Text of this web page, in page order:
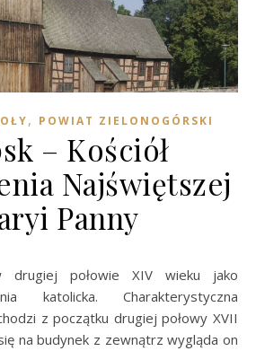
, POWIAT ZIELONOGÓRSKI
– Kościół
Najświętszej
Panny
katolicka. Charakterystyczna
z początku drugiej połowy XVII
na budynek z zewnątrz wygląda on